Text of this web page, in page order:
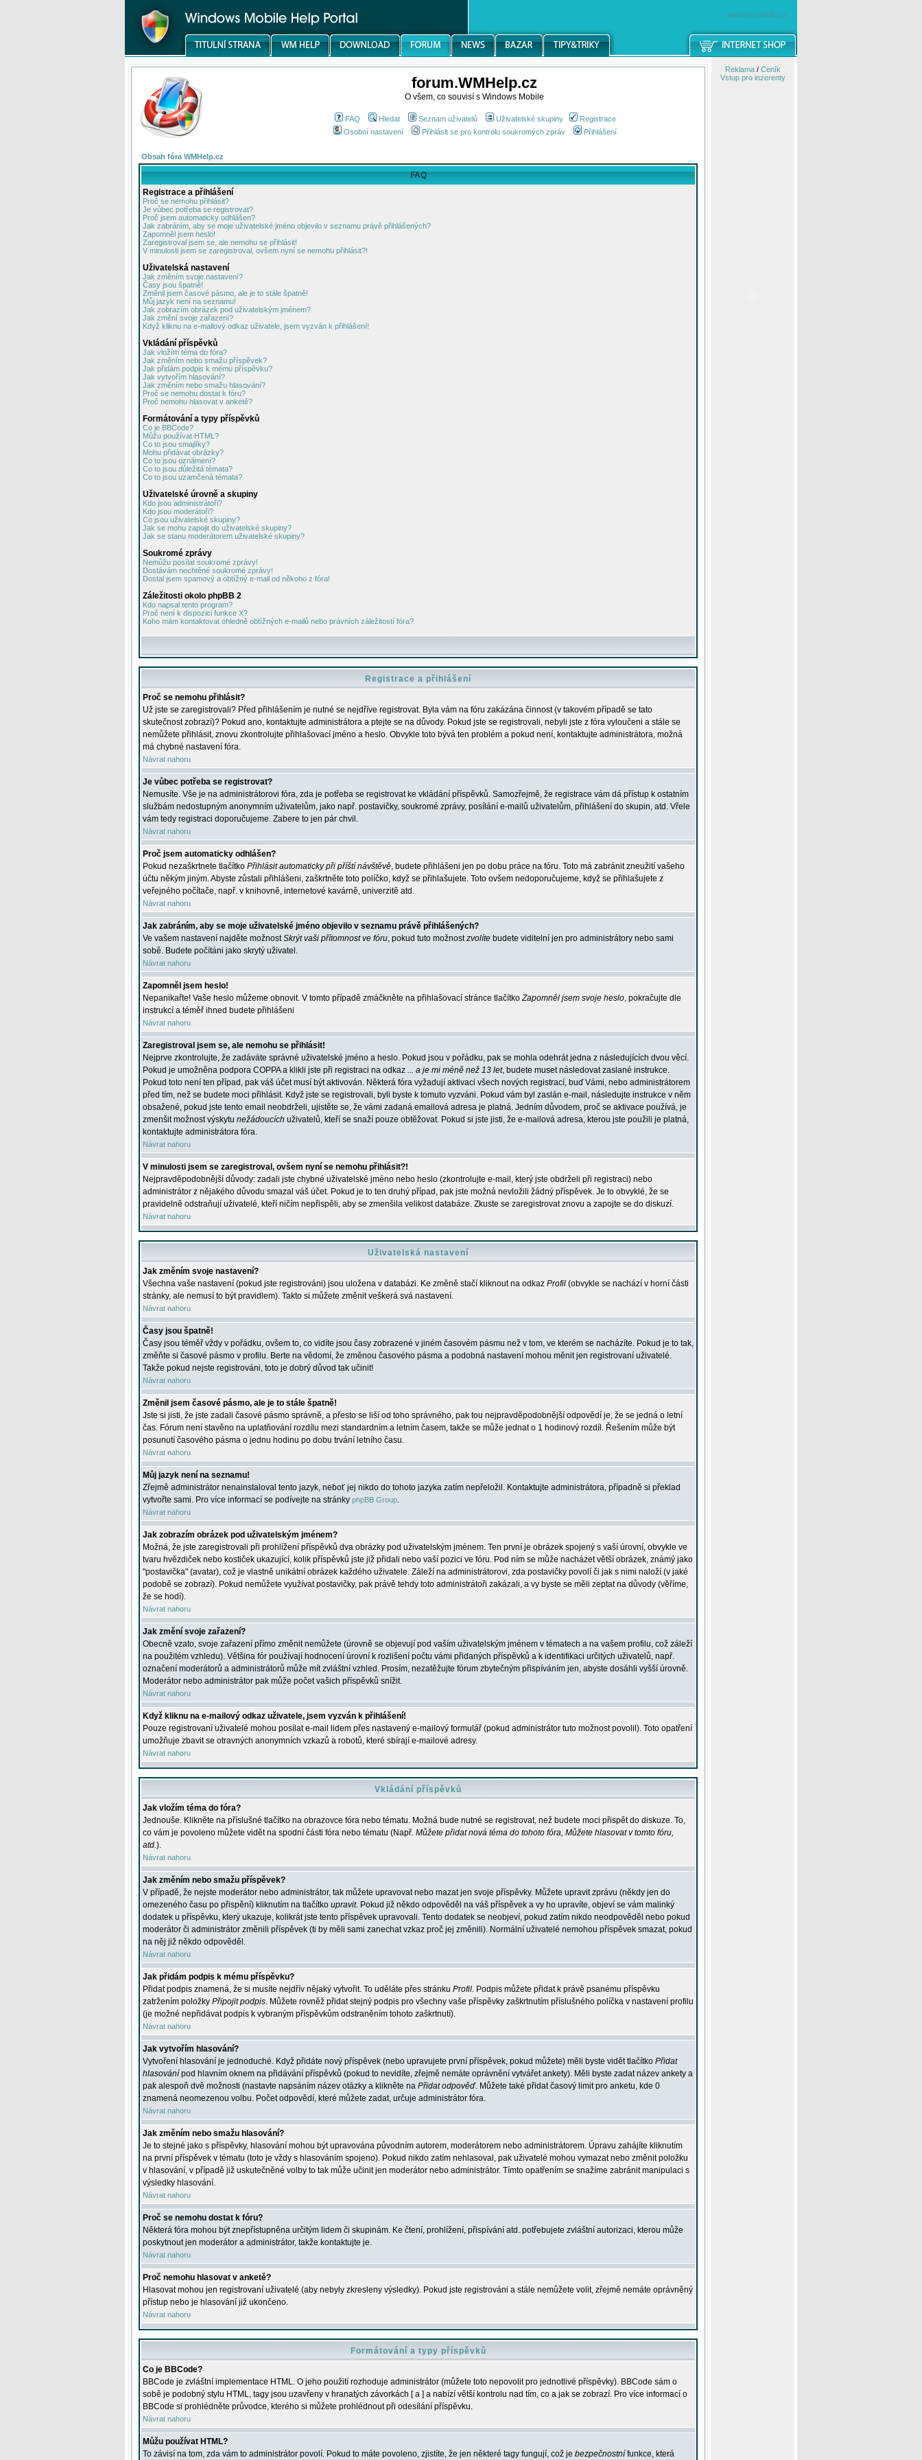
windowsmobile.cz
forum.WMHelp.cz
O všem, co souvisí s Windows Mobile
FAQ Hledat Seznam uživatelů Uživatelské skupiny
Registrace
Osobní nastavení
Přihlásit se pro kontrolu soukromých zpráv Přihlášení
Obsah fóra WMHelp.cz
FAQ
Registrace a přihlášení
Proč se nemohu přihlásit?
Je vůbec potřeba se registrovat?
Proč jsem automaticky odhlášen?
Jak zabráním, aby se moje uživatelské jméno objevilo v seznamu právě přihlášených?
Zapomněl jsem heslo!
Zaregistroval jsem se, ale nemohu se přihlásit!
V minulosti jsem se zaregistroval, ovšem nyní se nemohu přihlásit?!
Uživatelská nastavení
Jak změním svoje nastavení?
Časy jsou špatně!
Změnil jsem časové pásmo, ale je to stále špatně!
Můj jazyk není na seznamu!
Jak zobrazím obrázek pod uživatelským jménem?
Jak změní svoje zařazení?
Když kliknu na e-mailový odkaz uživatele, jsem vyzván k přihlášení!
Vkládání příspěvků
Jak vložím téma do fóra?
Jak změním nebo smažu příspěvek?
Jak přidám podpis k mému příspěvku?
Jak vytvořím hlasování?
Jak změním nebo smažu hlasování?
Proč se nemohu dostat k fóru?
Proč nemohu hlasovat v anketě?
Formátování a typy příspěvků
Co je BBCode?
Můžu používat HTML?
Co to jsou smajlíky?
Mohu přidávat obrázky?
Co to jsou oznámení?
Co to jsou důležitá témata?
Co to jsou uzamčená témata?
Uživatelské úrovně a skupiny
Kdo jsou administrátoři?
Kdo jsou moderátoři?
Co jsou uživatelské skupiny?
Jak se mohu zapojit do uživatelské skupiny?
Jak se stanu moderátorem uživatelské skupiny?
Soukromé zprávy
Nemůžu posílat soukromé zprávy!
Dostávám nechtěné soukromé zprávy!
Dostal jsem spamový a obtížný e-mail od někoho z fóra!
Záležitosti okolo phpBB 2
Kdo napsal tento program?
Proč není k dispozici funkce X?
Koho mám kontaktovat ohledně obtížných e-mailů nebo právních záležitostí fóra?
Registrace a přihlášení
Proč se nemohu přihlásit?
Už jste se zaregistrovali? Před přihlášením je nutné se nejdříve registrovat. Byla vám na fóru zakázána činnost (v takovém případě se tato
skutečnost zobrazí)? Pokud ano, kontaktujte administrátora a ptejte se na důvody. Pokud jste se registrovali, nebyli jste z fóra vyloučeni a stále se
nemůžete přihlásit, znovu zkontrolujte přihlašovací jméno a heslo. Obvykle toto bývá ten problém a pokud není, kontaktujte administrátora, možná
má chybné nastavení fóra.
Návrat nahoru
Je vůbec potřeba se registrovat?
Nemusíte. Vše je na administrátorovi fóra, zda je potřeba se registrovat ke vkládání příspěvků. Samozřejmě, že registrace vám dá přístup k ostatním
službám nedostupným anonymním uživatelům, jako např. postavičky, soukromé zprávy, posílání e-mailů uživatelům, přihlášení do skupin, atd. Vřele
vám tedy registraci doporučujeme. Zabere to jen pár chvil.
Návrat nahoru
Proč jsem automaticky odhlášen?
Pokud nezaškrtnete tlačítko Přihlásit automaticky při příští návštěvě, budete přihlášeni jen po dobu práce na fóru. Toto má zabránit zneužití vašeho
účtu někým jiným. Abyste zůstali přihlášeni, zaškrtněte toto políčko, když se přihlašujete. Toto ovšem nedoporučujeme, když se přihlašujete z
veřejného počítače, např. v knihovně, internetové kavárně, univerzitě atd.
Návrat nahoru
Jak zabráním, aby se moje uživatelské jméno objevilo v seznamu právě přihlášených?
Ve vašem nastavení najděte možnostSkrýt vaši přítomnost ve fóru, pokud tuto možnostzvolíte budete viditelní jen pro administrátory nebo sami
sobě. Budete počítáni jako skrytý uživatel.
Návrat nahoru
Zapomněl jsem heslo!
Nepanikařte! Vaše heslo můžeme obnovit. V tomto případě zmáčkněte na přihlašovací stránce tlačítkoZapomněl jsem svoje heslo, pokračujte dle
instrukcí a téměř ihned budete přihlášeni
Návrat nahoru
Zaregistroval jsem se, ale nemohu se přihlásit!
Nejprve zkontrolujte, že zadáváte správné uživatelské jméno a heslo. Pokud jsou v pořádku, pak se mohla odehrát jedna z následujících dvou věcí.
Pokud je umožněna podpora COPPA a klikli jste při registraci na odkaz ... a je mi méně než 13 let, budete muset následovat zaslané instrukce.
Pokud toto není ten případ, pak váš účet musí být aktivován. Některá fóra vyžadují aktivaci všech nových registrací, buď Vámi, nebo administrátorem
před tím, než se budete moci přihlásit. Když jste se registrovali, byli byste k tomuto vyzváni. Pokud vám byl zaslán e-mail, následujte instrukce v něm
obsažené, pokud jste tento email neobdrželi, ujistěte se, že vámi zadaná emailová adresa je platná. Jedním důvodem, proč se aktivace používá, je
zmenšit možnost výskytu nežádoucích uživatelů, kteří se snaží pouze obtěžovat. Pokud si jste jisti, že e-mailová adresa, kterou jste použili je platná,
kontaktujte administrátora fóra.
Návrat nahoru
V minulosti jsem se zaregistroval, ovšem nyní se nemohu přihlásit?!
Nejpravděpodobnější důvody: zadali jste chybné uživatelské jméno nebo heslo (zkontrolujte e-mail, který jste obdrželi při registraci) nebo
administrátor z nějakého důvodu smazal váš účet. Pokud je to ten druhý případ, pak jste možná nevložili žádný příspěvek. Je to obvyklé, že se
pravidelně odstraňují uživatelé, kteří ničím nepřispěli, aby se zmenšila velikost databáze. Zkuste se zaregistrovat znovu a zapojte se do diskuzí.
Návrat nahoru
Uživatelská nastavení
Jak změním svoje nastavení?
Všechna vaše nastavení (pokud jste registrováni) jsou uložena v databázi. Ke změně stačí kliknout na odkaz Profil (obvykle se nachází v horní části
stránky, ale nemusí to být pravidlem). Takto si můžete změnit veškerá svá nastavení.
Návrat nahoru
Časy jsou špatně!
Časy jsou téměř vždy v pořádku, ovšem to, co vidíte jsou časy zobrazené v jiném časovém pásmu než v tom, ve kterém se nacházíte. Pokud je to tak,
změňte si časové pásmo v profilu. Berte na vědomí, že změnou časového pásma a podobná nastavení mohou měnit jen registrovaní uživatelé.
Takže pokud nejste registrováni, toto je dobrý důvod tak učinit!
Návrat nahoru
Změnil jsem časové pásmo, ale je to stále špatně!
Jste si jisti, že jste zadali časové pásmo správně, a přesto se liší od toho správného, pak tou nejpravděpodobnější odpovědí je, že se jedná o letní
čas. Fórum není stavěno na uplatňování rozdílu mezi standardním a letním časem, takže se může jednat o 1 hodinový rozdíl. Řešením může být
posunutí časového pásma o jednu hodinu po dobu trvání letního času.
Návrat nahoru
Můj jazyk není na seznamu!
Zřejmě administrátor nenainstaloval tento jazyk, neboť jej nikdo do tohoto jazyka zatím nepřeložil. Kontaktujte administrátora, případně si překlad
vytvořte sami. Pro více informací se podívejte na stránky phpBB Group.
Návrat nahoru
Jak zobrazím obrázek pod uživatelským jménem?
Možná, že jste zaregistrovali při prohlížení příspěvků dva obrázky pod uživatelským jménem. Ten první je obrázek spojený s vaší úrovní, obvykle ve
tvaru hvězdiček nebo kostiček ukazující, kolik příspěvků jste již přidali nebo vaší pozici ve fóru. Pod ním se může nacházet větší obrázek, známý jako
"postavička" (avatar), což je vlastně unikátní obrázek každého uživatele. Záleží na administrátorovi, zda postavičky povolí či jak s nimi naloží (v jaké
podobě se zobrazí). Pokud nemůžete využívat postavičky, pak právě tehdy toto administrátoři zakázali, a vy byste se měli zeptat na důvody (věříme,
že se hodí).
Návrat nahoru
Jak změní svoje zařazení?
Obecně vzato, svoje zařazení přímo změnit nemůžete (úrovně se objevují pod vaším uživatelským jménem v tématech a na vašem profilu, což záleží
na použitém vzhledu). Většina fór používají hodnocení úrovní k rozlišení počtu vámi přidaných příspěvků a k identifikaci určitých uživatelů, např.
označení moderátorů a administrátorů může mít zvláštní vzhled. Prosím, nezatěžujte fórum zbytečným přispíváním jen, abyste dosáhli vyšší úrovně.
Moderátor nebo administrátor pak může počet vašich příspěvků snížit.
Návrat nahoru
Když kliknu na e-mailový odkaz uživatele, jsem vyzván k přihlášení!
Pouze registrovaní uživatelé mohou posílat e-mail lidem přes nastavený e-mailový formulář (pokud administrátor tuto možnost povolil). Toto opatření
umožňuje zbavit se otravných anonymních vzkazů a robotů, které sbírají e-mailové adresy.
Návrat nahoru
Vkládání příspěvků
Jak vložím téma do fóra?
Jednouše. Klikněte na příslušné tlačítko na obrazovce fóra nebo tématu. Možná bude nutné se registrovat, než budete moci přispět do diskuze. To,
co vám je povoleno můžete vidět na spodní části fóra nebo tématu (Např. Můžete přidat nová téma do tohoto fóra, Můžete hlasovat v tomto fóru,
atd.).
Návrat nahoru
Jak změním nebo smažu příspěvek?
V případě, že nejste moderátor nebo administrátor, tak můžete upravovat nebo mazat jen svoje příspěvky. Můžete upravit zprávu (někdy jen do
omezeného času po přispění) kliknutím na tlačítko upravit. Pokud již někdo odpověděl na váš příspěvek a vy ho upravíte, objeví se vám malinký
dodatek u příspěvku, který ukazuje, kolikrát jste tento příspěvek upravovali. Tento dodatek se neobjeví, pokud zatím nikdo neodpověděl nebo pokud
moderátor či administrátor změnili příspěvek (ti by měli sami zanechat vzkaz proč jej změnili). Normální uživatelé nemohou příspěvek smazat, pokud
na něj již někdo odpověděl.
Návrat nahoru
Jak přidám podpis k mému příspěvku?
Přidat podpis znamená, že si musíte nejdřív nějaký vytvořit. To uděláte přes stránku Profil. Podpis můžete přidat k právě psanému příspěvku
zatržením položky Připojit podpis. Můžete rovněž přidat stejný podpis pro všechny vaše příspěvky zaškrtnutím příslušného políčka v nastavení profilu
(je možné nepřidávat podpis k vybraným příspěvkům odstraněním tohoto zaškrtnutí).
Návrat nahoru
Jak vytvořím hlasování?
Vytvoření hlasování je jednoduché. Když přidáte nový příspěvek (nebo upravujete první příspěvek, pokud můžete) měli byste vidět tlačítko Přidat
hlasování pod hlavním oknem na přidávání příspěvků (pokud to nevidíte, zřejmě nemáte oprávnění vytvářet ankety). Měli byste zadat název ankety a
pak alespoň dvě možnosti (nastavte napsáním název otázky a klikněte na Přidat odpověď. Můžete také přidat časový limit pro anketu, kde 0
znamená neomezenou volbu. Počet odpovědí, které můžete zadat, určuje administrátor fóra.
Návrat nahoru
Jak změním nebo smažu hlasování?
Je to stejné jako s příspěvky, hlasování mohou být upravována původním autorem, moderátorem nebo administrátorem. Úpravu zahájíte kliknutím
na první příspěvek v tématu (toto je vždy s hlasováním spojeno). Pokud nikdo zatím nehlasoval, pak uživatelé mohou vymazat nebo změnit položku
v hlasování, v případě již uskutečněné volby to tak může učinit jen moderátor nebo administrátor. Tímto opatřením se snažíme zabránit manipulaci s
výsledky hlasování.
Návrat nahoru
Proč se nemohu dostat k fóru?
Některá fóra mohou být znepřístupněna určitým lidem či skupinám. Ke čtení, prohlížení, přispívání atd. potřebujete zvláštní autorizaci, kterou může
poskytnout jen moderátor a administrátor, takže kontaktujte je.
Návrat nahoru
Proč nemohu hlasovat v anketě?
Hlasovat mohou jen registrovaní uživatelé (aby nebyly zkresleny výsledky). Pokud jste registrováni a stále nemůžete volit, zřejmě nemáte oprávněný
přístup nebo je hlasování již ukončeno.
Návrat nahoru
Formátování a typy příspěvků
Co je BBCode?
BBCode je zvláštní implementace HTML. O jeho použití rozhoduje administrátor (můžete toto nepovolit pro jednotlivé příspěvky). BBCode sám o
sobě je podobný stylu HTML, tagy jsou uzavřeny v hranatých závorkách [ a ] a nabízí větší kontrolu nad tím, co a jak se zobrazí. Pro více informací o
BBCode si prohlédněte průvodce, kterého si můžete prohlédnout při odesílání příspěvku.
Návrat nahoru
Můžu používat HTML?
To závisí na tom, zda vám to administrátor povolí. Pokud to máte povoleno, zjistíte, že jen některé tagy fungují, což je bezpečnostní funkce, která
Reklama/ Ceník
Vstup pro inzerenty